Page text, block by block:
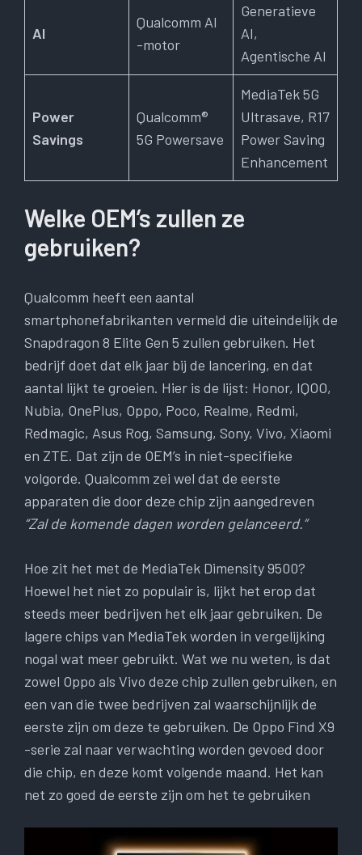
AI
Qualcomm AI
-motor
Generatieve
AI,
Agentische AI
Power
Savings
Qualcomm®
5G Powersave
MediaTek 5G
Ultrasave, R17
Power Saving
Enhancement
Welke OEM’s zullen ze
gebruiken?
Qualcomm heeft een aantal
smartphonefabrikanten vermeld die uiteindelijk de
Snapdragon 8 Elite Gen 5 zullen gebruiken. Het
bedrijf doet dat elk jaar bij de lancering, en dat
aantal lijkt te groeien. Hier is de lijst: Honor, IQOO,
Nubia, OnePlus, Oppo, Poco, Realme, Redmi,
Redmagic, Asus Rog, Samsung, Sony, Vivo, Xiaomi
en ZTE. Dat zijn de OEM’s in niet-specifieke
volgorde. Qualcomm zei wel dat de eerste
apparaten die door deze chip zijn aangedreven
“Zal de komende dagen worden gelanceerd.”
Hoe zit het met de MediaTek Dimensity 9500?
Hoewel het niet zo populair is, lijkt het erop dat
steeds meer bedrijven het elk jaar gebruiken. De
lagere chips van MediaTek worden in vergelijking
nogal wat meer gebruikt. Wat we nu weten, is dat
zowel Oppo als Vivo deze chip zullen gebruiken, en
een van die twee bedrijven zal waarschijnlijk de
eerste zijn om deze te gebruiken. De Oppo Find X9
-serie zal naar verwachting worden gevoed door
die chip, en deze komt volgende maand. Het kan
net zo goed de eerste zijn om het te gebruiken